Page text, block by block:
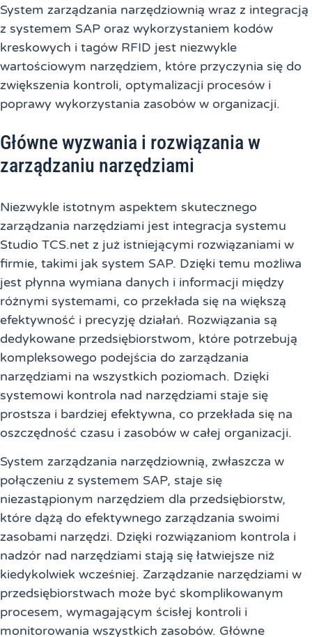
System zarządzania narzędziownią wraz z integracją
z systemem SAP oraz wykorzystaniem kodów
kreskowych i tagów RFID jest niezwykle
wartościowym narzędziem, które przyczynia się do
zwiększenia kontroli, optymalizacji procesów i
poprawy wykorzystania zasobów w organizacji.
Główne wyzwania i rozwiązania w
zarządzaniu narzędziami
Niezwykle istotnym aspektem skutecznego
zarządzania narzędziami jest integracja systemu
Studio TCS.net z już istniejącymi rozwiązaniami w
firmie, takimi jak system SAP. Dzięki temu możliwa
jest płynna wymiana danych i informacji między
różnymi systemami, co przekłada się na większą
efektywność i precyzję działań. Rozwiązania są
dedykowane przedsiębiorstwom, które potrzebują
kompleksowego podejścia do zarządzania
narzędziami na wszystkich poziomach. Dzięki
systemowi kontrola nad narzędziami staje się
prostsza i bardziej efektywna, co przekłada się na
oszczędność czasu i zasobów w całej organizacji.
System zarządzania narzędziownią, zwłaszcza w
połączeniu z systemem SAP, staje się
niezastąpionym narzędziem dla przedsiębiorstw,
które dążą do efektywnego zarządzania swoimi
zasobami narzędzi. Dzięki rozwiązaniom kontrola i
nadzór nad narzędziami stają się łatwiejsze niż
kiedykolwiek wcześniej. Zarządzanie narzędziami w
przedsiębiorstwach może być skomplikowanym
procesem, wymagającym ścisłej kontroli i
monitorowania wszystkich zasobów. Główne